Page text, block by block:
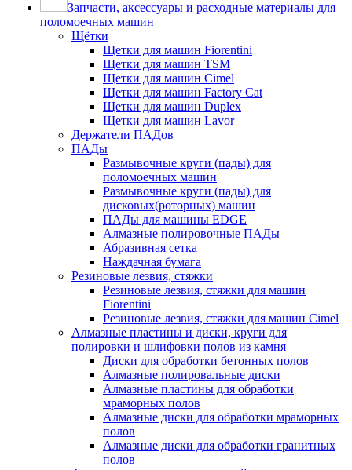
Запчасти, аксессуары и расходные материалы для
поломоечных машин
Щётки
Щетки для машин Fiorentini
Щетки для машин TSM
Щетки для машин Cimel
Щетки для машин Factory Cat
Щетки для машин Duplex
Щетки для машин Lavor
Держатели ПАДов
ПАДы
Размывочные круги (пады) для
поломоечных машин
Размывочные круги (пады) для
дисковых(роторных) машин
ПАДы для машины EDGE
Алмазные полировочные ПАДы
Абразивная сетка
Наждачная бумага
Резиновые лезвия, стяжки
Резиновые лезвия, стяжки для машин
Fiorentini
Резиновые лезвия, стяжки для машин Cimel
Алмазные пластины и диски, круги для
полировки и шлифовки полов из камня
Диски для обработки бетонных полов
Алмазные полировальные диски
Алмазные пластины для обработки
мраморных полов
Алмазные диски для обработки мраморных
полов
Алмазные диски для обработки гранитных
полов